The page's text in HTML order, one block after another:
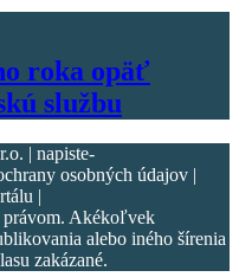
roka opäť
službu
| napiste-
osobných údajov |
|
právom. Akékoľvek
alebo iného šírenia
zakázané.